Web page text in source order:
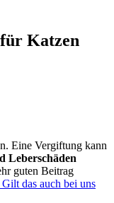
Katzen
Eine Vergiftung kann
Leberschäden
guten Beitrag
das auch bei uns